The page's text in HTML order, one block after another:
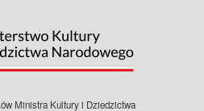
Ministra Kultury i Dziedzictwa